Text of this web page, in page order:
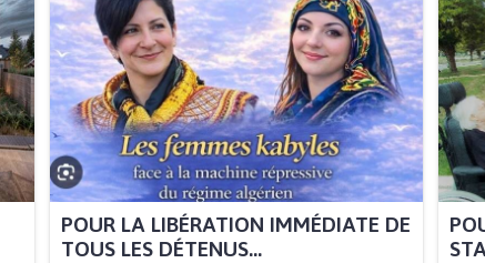
POUR LA LIBÉRATION IMMÉDIATE DE
TOUS LES DÉTENUS...